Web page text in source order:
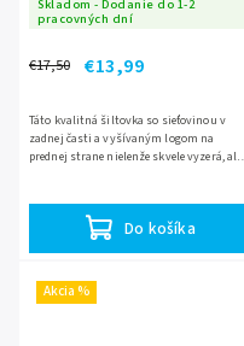
Skladom - Dodanie do 1-2
pracovných dní
€17,50 €13,99
Do košíka
Táto kvalitná šiltovka so sieťovinou v
zadnej časti a vyšívaným logom na
prednej strane nielenže skvele vyzerá, ale
Akcia %